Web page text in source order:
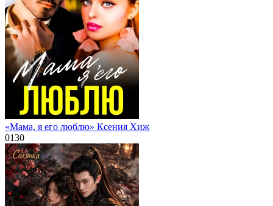
«Мама, я его люблю» Ксения Хиж
0130